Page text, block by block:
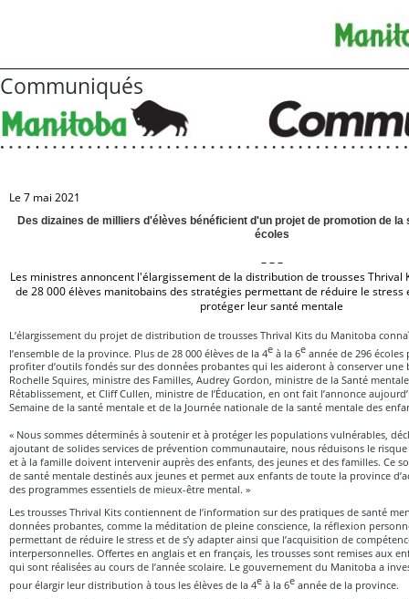
Communiqués
Le 7 mai 2021
Des dizaines de milliers d'élèves bénéficient d'un projet de promotion de la
écoles
– – –
Les ministres annoncent l'élargissement de la distribution de trousses Thrival
de 28 000 élèves manitobains des stratégies permettant de réduire le stress
protéger leur santé mentale
L’élargissement du projet de distribution de trousses Thrival Kits du Manitoba
l’ensemble de la province. Plus de 28 000 élèves de la 4e à la 6e année de 296
profiter d’outils fondés sur des données probantes qui les aideront à conserver une
Rochelle Squires, ministre des Familles, Audrey Gordon, ministre de la Santé
Rétablissement, et Cliff Cullen, ministre de l’Éducation, en ont fait l’annonce
Semaine de la santé mentale et de la Journée nationale de la santé mentale des
« Nous sommes déterminés à soutenir et à protéger les populations vulnérables,
ajoutant de solides services de prévention communautaire, nous réduisons le risque
et à la famille doivent intervenir auprès des enfants, des jeunes et des familles. Ce
de santé mentale destinés aux jeunes et permet aux enfants de toute la province
des programmes essentiels de mieux-être mental. »
Les trousses Thrival Kits contiennent de l’information sur des pratiques de santé
données probantes, comme la méditation de pleine conscience, la réflexion
permettant de réduire le stress et de s’y adapter ainsi que l’acquisition de
interpersonnelles. Offertes en anglais et en français, les trousses sont remises aux
qui sont réalisées au cours de l’année scolaire. Le gouvernement du Manitoba a
pour élargir leur distribution à tous les élèves de la 4e à la 6e année de la province.